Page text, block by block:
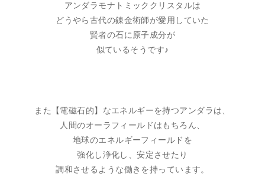
アンダラモナトミッククリスタルは
どうやら古代の錬金術師が愛用していた
賢者の石に原子成分が
似ているそうです♪
また【電磁石的】なエネルギーを持つアンダラは、
人間のオーラフィールドはもちろん、
地球のエネルギーフィールドを
強化し浄化し、安定させたり
調和させるような働きを持っています。